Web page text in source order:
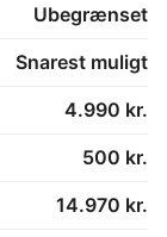
Ubegrænset
Snarest muligt
4.990 kr.
500 kr.
14.970 kr.